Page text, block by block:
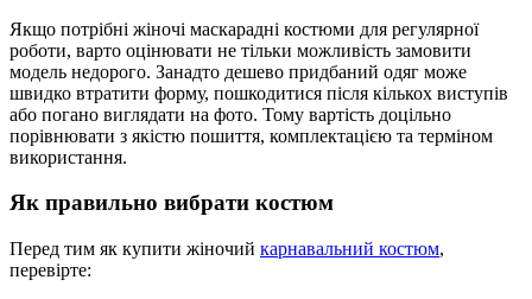
Якщо потрібні жіночі маскарадні костюми для регулярної
роботи, варто оцінювати не тільки можливість замовити
модель недорого. Занадто дешево придбаний одяг може
швидко втратити форму, пошкодитися після кількох виступів
або погано виглядати на фото. Тому вартість доцільно
порівнювати з якістю пошиття, комплектацією та терміном
використання.
Як правильно вибрати костюм
Перед тим як купити жіночий карнавальний костюм,
перевірте: